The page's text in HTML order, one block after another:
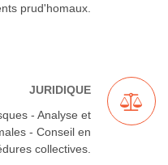
prud'homaux.
JURIDIQUE
- Analyse et
- Conseil en
collectives.